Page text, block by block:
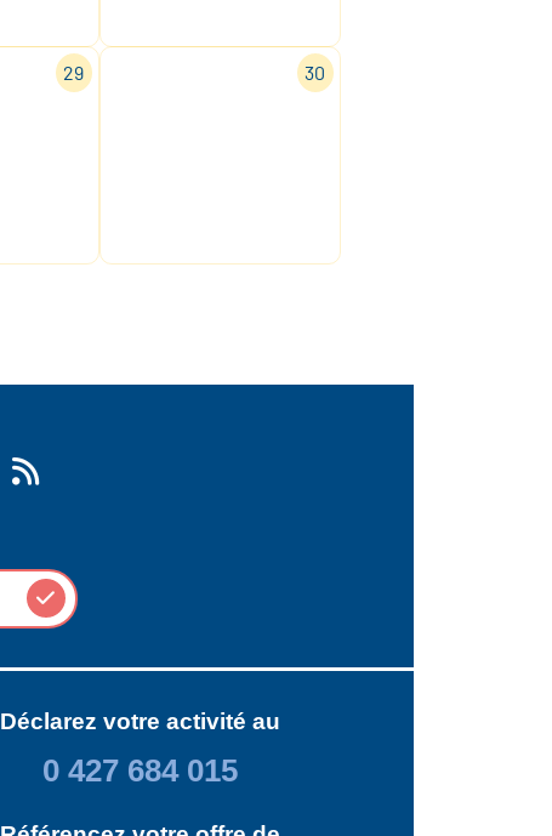
29 30
Déclarez votre activité au
0 427 684 015